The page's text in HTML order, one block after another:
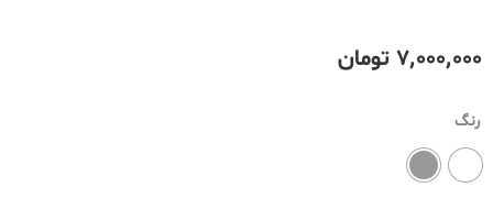
۷٬۰۰۰٬۰۰۰ تومان
رنگ
خردکن
پارس
خزر